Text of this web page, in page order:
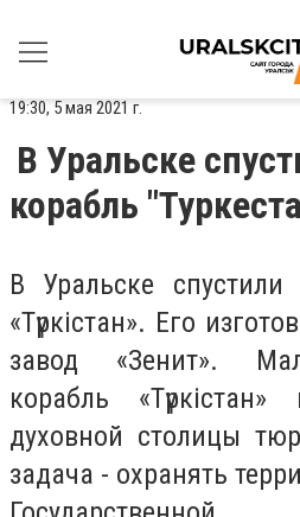
19:30, 5 мая 2021 г.
В Уральске
корабль
В Уральске
«Түркістан». Его
завод «Зенит».
корабль
духовной столицы
задача - охранять